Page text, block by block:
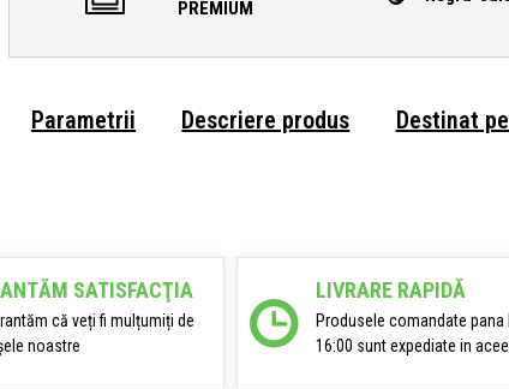
PREMIUM
Parametrii Descriere produs Destinat
SATISFACŢIA
că veți fi mulțumiți de
noastre
LIVRARE RAPIDĂ
Produsele comandate pana
16:00 sunt expediate in